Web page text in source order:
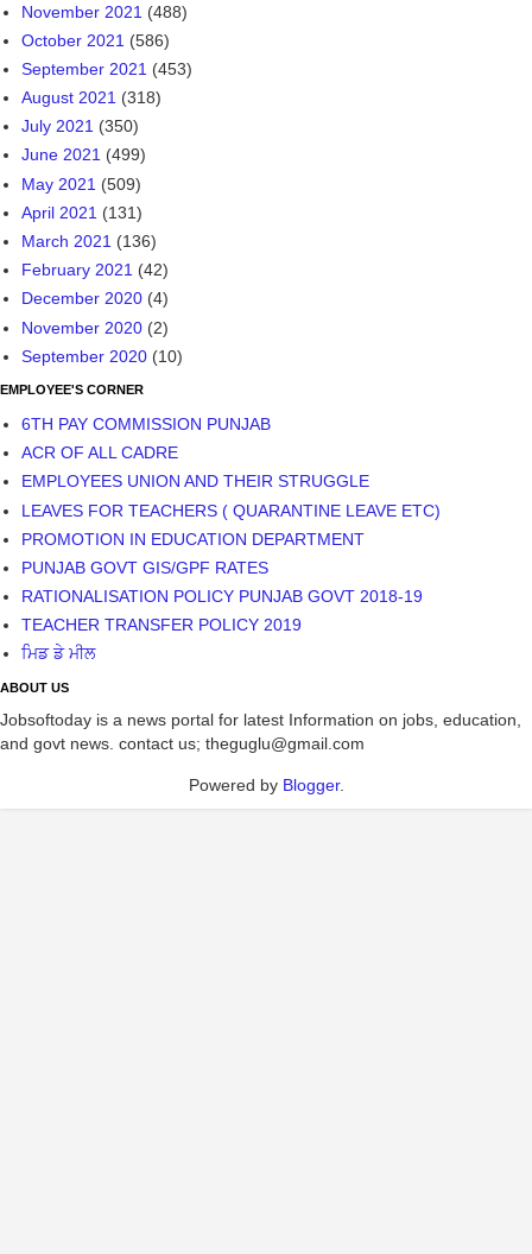
November 2021 (488)
October 2021 (586)
September 2021 (453)
August 2021 (318)
July 2021 (350)
June 2021 (499)
May 2021 (509)
April 2021 (131)
March 2021 (136)
February 2021 (42)
December 2020 (4)
November 2020 (2)
September 2020 (10)
EMPLOYEE'S CORNER
6TH PAY COMMISSION PUNJAB
ACR OF ALL CADRE
EMPLOYEES UNION AND THEIR STRUGGLE
LEAVES FOR TEACHERS ( QUARANTINE LEAVE ETC)
PROMOTION IN EDUCATION DEPARTMENT
PUNJAB GOVT GIS/GPF RATES
RATIONALISATION POLICY PUNJAB GOVT 2018-19
TEACHER TRANSFER POLICY 2019
ਮਿਡ ਡੇ ਮੀਲ
ABOUT US
Jobsoftoday is a news portal for latest Information on jobs, education,
and govt news. contact us; theguglu@gmail.com
Powered by Blogger.